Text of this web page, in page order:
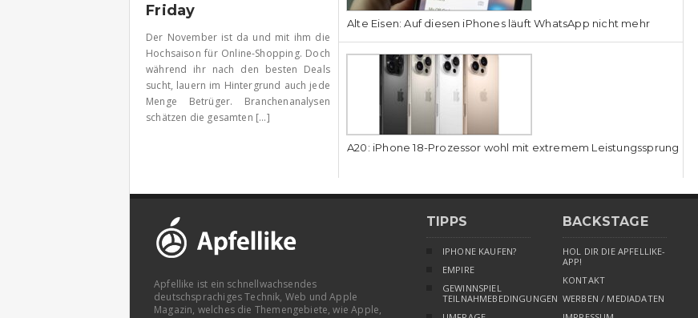
Friday
Der November ist da und mit ihm die
Hochsaison für Online-Shopping. Doch
während ihr nach den besten Deals
sucht, lauern im Hintergrund auch jede
Menge Betrüger. Branchenanalysen
schätzen die gesamten [...]
Alte Eisen: Auf diesen iPhones läuft WhatsApp nicht mehr
A20: iPhone 18-Prozessor wohl mit extremem Leistungssprung
Apfellike ist ein schnellwachsendes
deutschsprachiges Technik, Web und Apple
Magazin, welches die Themengebiete, wie Apple,
TIPPS
IPHONE KAUFEN?
EMPIRE
GEWINNSPIEL
TEILNAHMEBEDINGUNGEN
BACKSTAGE
HOL DIR DIE APFELLIKE-
APP!
KONTAKT
WERBEN / MEDIADATEN